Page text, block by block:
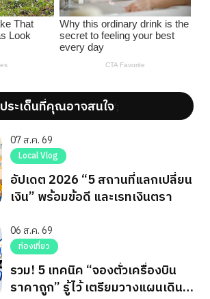
ประเด็นที่คุณอาจสนใจ';
07 ส.ค. 69
Local Vlog
อัปเดต 2026 “5 สถานที่แลกเปลี่ยน
เงิน” พร้อมข้อดี และเรทเงินตรา
06 ส.ค. 69
ท่องเที่ยว
รวม! 5 เทคนิค “จองตั๋วเครื่องบิน
ราคาถูก” รู้ไว้ เตรียมวางแผนเดิน